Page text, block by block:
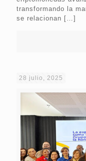
transformando la
se relacionan […]
28 julio, 2025